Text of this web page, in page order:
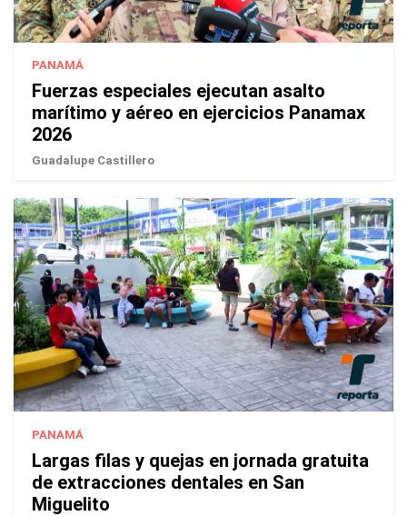
PANAMÁ
Fuerzas especiales ejecutan asalto
marítimo y aéreo en ejercicios Panamax
2026
Guadalupe Castillero
PANAMÁ
Largas filas y quejas en jornada gratuita
de extracciones dentales en San
Miguelito